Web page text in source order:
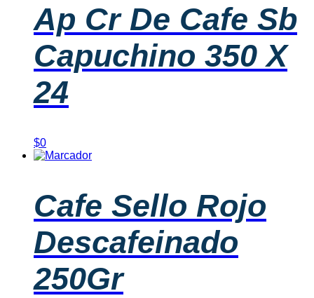
Ap Cr De Cafe Sb
Capuchino 350 X
24
$0
Cafe Sello Rojo
Descafeinado
250Gr